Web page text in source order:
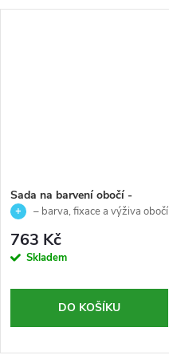
Sada na barvení obočí -
BLONDY - Thuya -světle
ml , Kysličník v krému 50 ml
– barva, fixace a výživa obočí
763 Kč
Skladem
DO KOŠÍKU